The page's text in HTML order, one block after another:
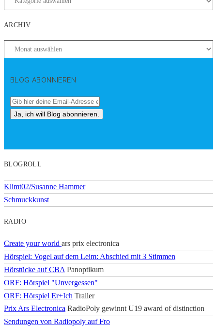
ARCHIV
BLOG ABONNIEREN
BLOGROLL
Klimt02/Susanne Hammer
Schmuckkunst
RADIO
Create your world ars prix electronica
Hörspiel: Vogel auf dem Leim: Abschied mit 3 Stimmen
Hörstücke auf CBA Panoptikum
ORF: Hörspiel "Unvergessen"
ORF: Hörspiel Er+Ich Trailer
Prix Ars Electronica RadioPoly gewinnt U19 award of distinction
Sendungen von Radiopoly auf Fro